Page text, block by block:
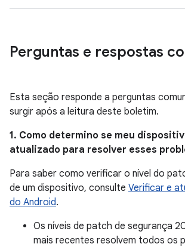
Perguntas e respostas
Esta seção responde a perguntas
surgir após a leitura deste boletim.
1. Como determino se meu
atualizado para resolver esses
Para saber como verificar o nível do
de um dispositivo, consulte Verificar e
do Android.
Os níveis de patch de segurança
mais recentes resolvem todos os